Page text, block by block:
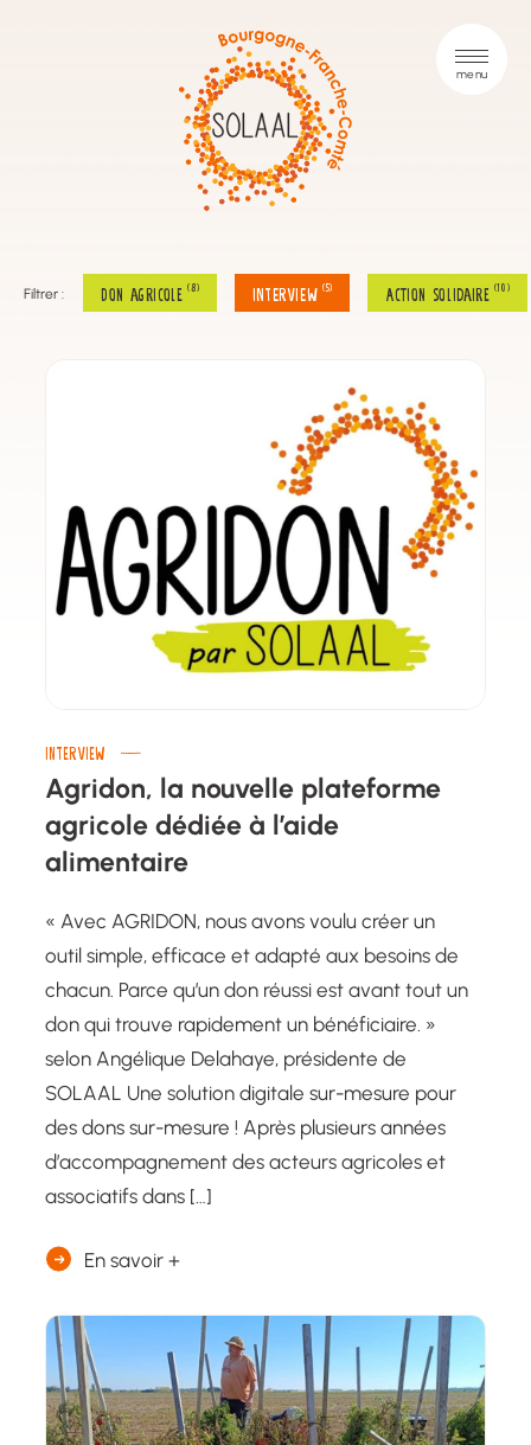
Filtrer : Don agricole (8) INTERVIEW (5) Action solidaire (10)
INTERVIEW
Agridon, la nouvelle plateforme
agricole dédiée à l’aide
alimentaire
« Avec AGRIDON, nous avons voulu créer un
outil simple, efficace et adapté aux besoins de
chacun. Parce qu’un don réussi est avant tout un
don qui trouve rapidement un bénéficiaire. »
selon Angélique Delahaye, présidente de
SOLAAL Une solution digitale sur-mesure pour
des dons sur-mesure ! Après plusieurs années
d’accompagnement des acteurs agricoles et
associatifs dans […]
En savoir +